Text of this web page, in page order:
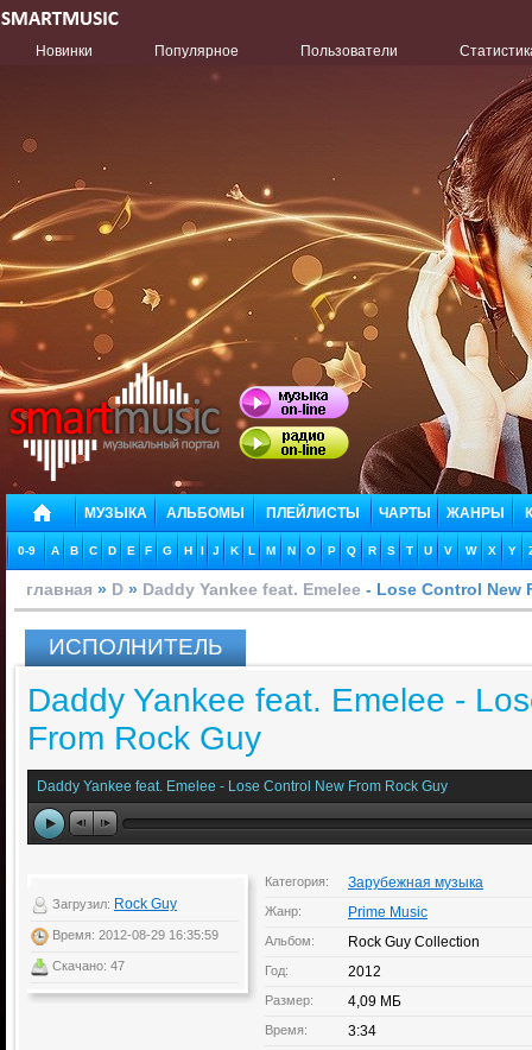
Новинки Популярное Пользователи
МУЗЫКА АЛЬБОМЫ ПЛЕЙЛИСТЫ ЧАРТЫ ЖАНРЫ
0-9 A B C D E F G H I J K L M N O P Q R S T U V W X Y
главная » D » Daddy Yankee feat. Emelee - Lose Control New
ИСПОЛНИТЕЛЬ
Daddy Yankee feat. Emelee -
From Rock Guy
Daddy Yankee feat. Emelee - Lose Control New From Rock Guy
Загрузил: Rock Guy
Время: 2012-08-29 16:35:59
Скачано: 47
Категория: Зарубежная музыка
Жанр: Prime Music
Альбом: Rock Guy Collection
Год: 2012
Размер: 4,09 МБ
Время: 3:34